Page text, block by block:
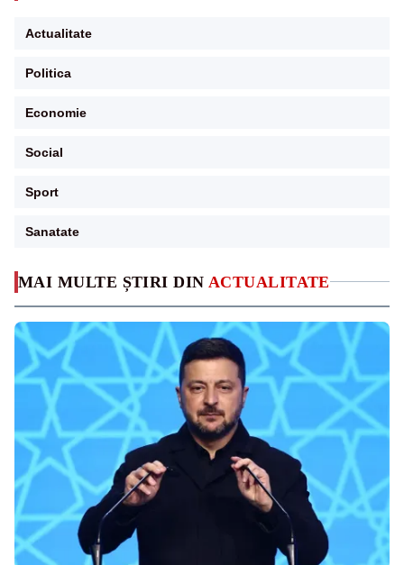
MAI MULTE ȘTIRI DIN ACTUALITATE
Actualitate
Politica
Economie
Social
Sport
Sanatate